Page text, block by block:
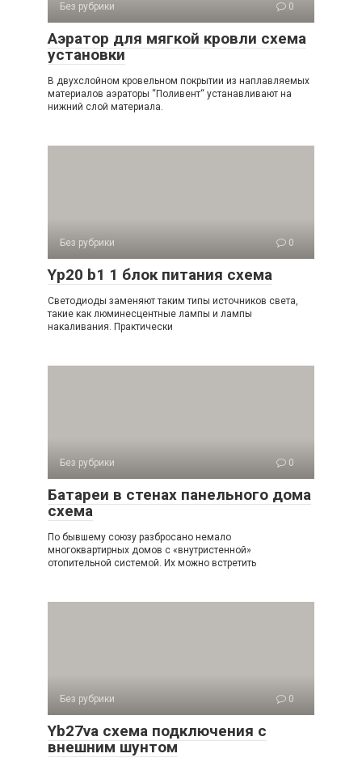
Без рубрики 0
Аэратор для мягкой кровли схема
установки
В двухслойном кровельном покрытии из наплавляемых
материалов аэраторы “Поливент“ устанавливают на
нижний слой материала.
Без рубрики 0
Yp20 b1 1 блок питания схема
Светодиоды заменяют таким типы источников света,
такие как люминесцентные лампы и лампы
накаливания. Практически
Без рубрики 0
Батареи в стенах панельного дома
схема
По бывшему союзу разбросано немало
многоквартирных домов с «внутристенной»
отопительной системой. Их можно встретить
Без рубрики 0
Yb27va схема подключения с
внешним шунтом